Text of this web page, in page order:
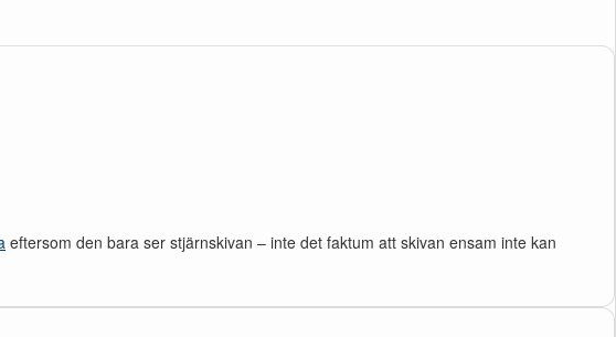
eftersom den bara ser stjärnskivan – inte det faktum att skivan ensam inte kan